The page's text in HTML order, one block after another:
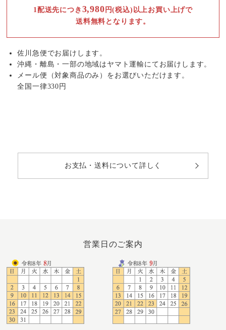
1配送先につき 3,980 円(税込)以上お買い上げで
送料無料となります。
佐川急便でお届けします。
沖縄・離島・一部の地域はヤマト運輸にてお届けします。
メール便（対象商品のみ）をお選びいただけます。
全国一律330円
お支払・送料について詳しく
営業日のご案内